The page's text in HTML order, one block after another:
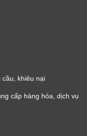
khiêu nại
cấp hàng hóa, dịch vụ